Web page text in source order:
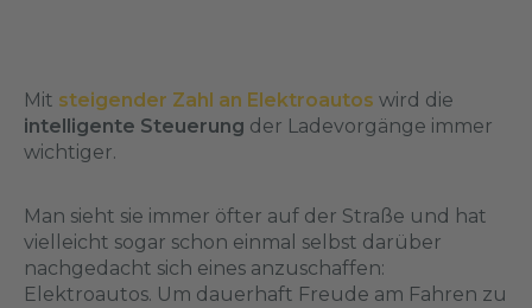
Mit steigender Zahl an Elektroautos wird die
intelligente Steuerung der Ladevorgänge immer
wichtiger.
Man sieht sie immer öfter auf der Straße und hat
vielleicht sogar schon einmal selbst darüber
nachgedacht sich eines anzuschaffen:
Elektroautos. Um dauerhaft Freude am Fahren zu